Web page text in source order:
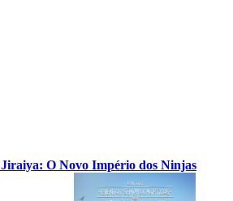
Jiraiya: O Novo Império dos Ninjas